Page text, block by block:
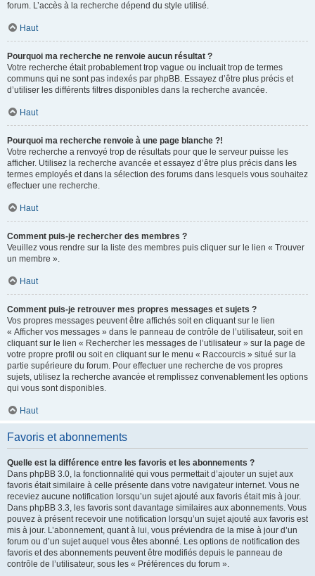
forum. L’accès à la recherche dépend du style utilisé.
Haut
Pourquoi ma recherche ne renvoie aucun résultat ?
Votre recherche était probablement trop vague ou incluait trop de termes
communs qui ne sont pas indexés par phpBB. Essayez d’être plus précis et
d’utiliser les différents filtres disponibles dans la recherche avancée.
Haut
Pourquoi ma recherche renvoie à une page blanche ?!
Votre recherche a renvoyé trop de résultats pour que le serveur puisse les
afficher. Utilisez la recherche avancée et essayez d’être plus précis dans les
termes employés et dans la sélection des forums dans lesquels vous souhaitez
effectuer une recherche.
Haut
Comment puis-je rechercher des membres ?
Veuillez vous rendre sur la liste des membres puis cliquer sur le lien « Trouver
un membre ».
Haut
Comment puis-je retrouver mes propres messages et sujets ?
Vos propres messages peuvent être affichés soit en cliquant sur le lien
« Afficher vos messages » dans le panneau de contrôle de l’utilisateur, soit en
cliquant sur le lien « Rechercher les messages de l’utilisateur » sur la page de
votre propre profil ou soit en cliquant sur le menu « Raccourcis » situé sur la
partie supérieure du forum. Pour effectuer une recherche de vos propres
sujets, utilisez la recherche avancée et remplissez convenablement les options
qui vous sont disponibles.
Haut
Favoris et abonnements
Quelle est la différence entre les favoris et les abonnements ?
Dans phpBB 3.0, la fonctionnalité qui vous permettait d’ajouter un sujet aux
favoris était similaire à celle présente dans votre navigateur internet. Vous ne
receviez aucune notification lorsqu’un sujet ajouté aux favoris était mis à jour.
Dans phpBB 3.3, les favoris sont davantage similaires aux abonnements. Vous
pouvez à présent recevoir une notification lorsqu’un sujet ajouté aux favoris est
mis à jour. L’abonnement, quant à lui, vous préviendra de la mise à jour d’un
forum ou d’un sujet auquel vous êtes abonné. Les options de notification des
favoris et des abonnements peuvent être modifiés depuis le panneau de
contrôle de l’utilisateur, sous les « Préférences du forum ».